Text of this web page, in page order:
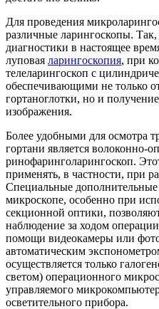
Для проведения
различные ларингоскопы.
диагностики в настоящее
луповая ларингоскопия, при
телеларингоскоп с
обеспечивающими не только
гортаноглотки, но и
изображения.
Более удобными для осмотра
гортани является волоконно-
ринофаринголарингоскоп.
применять, в частности, при
Специальные
микроскопе, особенно при
секционной оптики,
наблюдение за ходом
помощи видеокамеры или
автоматическим
осуществляется только
светом) операционного
управляемого
осветительного прибора.